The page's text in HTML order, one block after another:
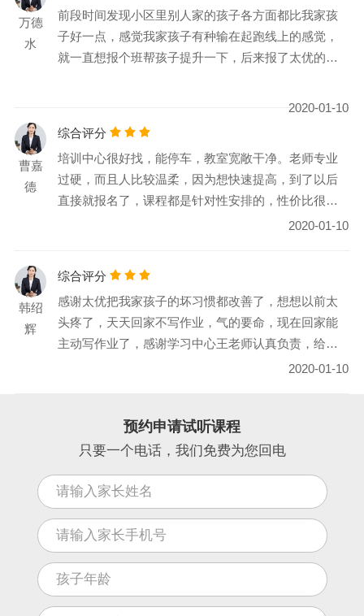
万德
水
前段时间发现小区里别人家的孩子各方面都比我家孩
子好一点，感觉我家孩子有种输在起跑线上的感觉，
就一直想报个班帮孩子提升一下，后来报了太优的培
2020-01-10
曹嘉
德
综合评分
培训中心很好找，能停车，教室宽敞干净。老师专业
过硬，而且人比较温柔，因为想快速提高，到了以后
直接就报名了，课程都是针对性安排的，性价比很
2020-01-10
韩绍
辉
综合评分
感谢太优把我家孩子的坏习惯都改善了，想想以前太
头疼了，天天回家不写作业，气的要命，现在回家能
主动写作业了，感谢学习中心王老师认真负责，给个
2020-01-10
预约申请试听课程
只要一个电话，我们免费为您回电